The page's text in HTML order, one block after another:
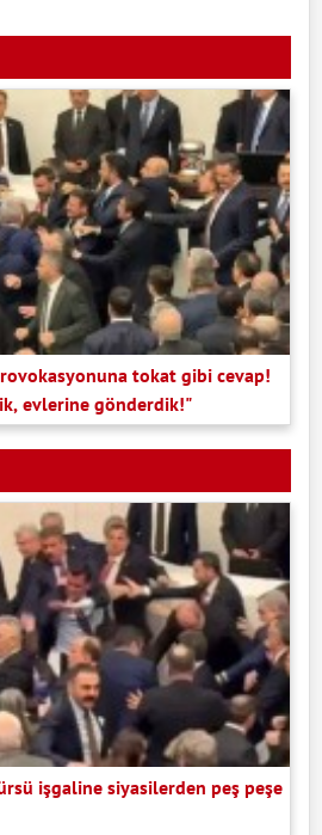
tokat gibi cevap!
evlerine gönderdik!"
işgaline siyasilerden peş peşe